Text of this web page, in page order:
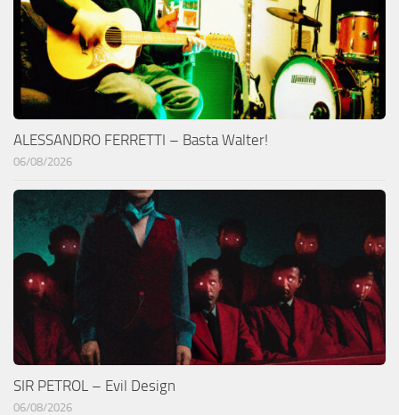
ALESSANDRO FERRETTI – Basta Walter!
06/08/2026
SIR PETROL – Evil Design
06/08/2026